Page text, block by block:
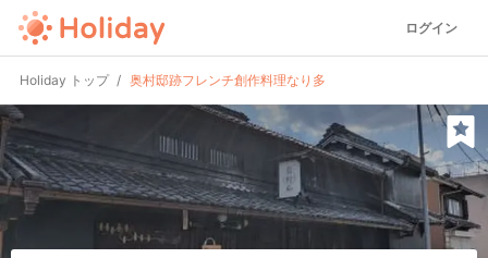
ログイン
Holiday トップ 奥村邸跡フレンチ創作料理なり多